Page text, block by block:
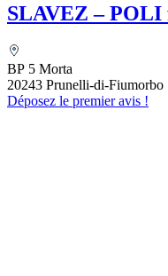
SLAVEZ –
BP 5 Morta
20243 Prunelli-di-Fiumorbo
Déposez le premier avis !